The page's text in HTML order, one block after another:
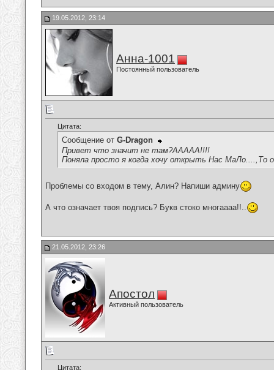
19.05.2012, 23:14
Анна-1001
Постоянный пользователь
Цитата:
Сообщение от G-Dragon
Привет что значит не там?ААААА!!!!
Поняла просто я когда хочу открыть Нас МаЛо....,То
Проблемы со входом в тему, Алин? Напиши админу
А что означает твоя подпись? Букв стоко многаааа!!..
21.05.2012, 23:26
Апостол
Активный пользователь
Цитата: